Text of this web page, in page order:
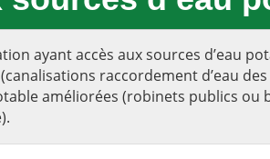
ayant accès aux sources d’eau
raccordement d’eau
améliorées (robinets publics